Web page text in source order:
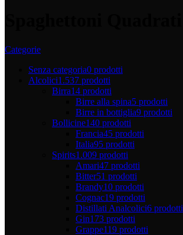
Categorie
Senza categoria0 prodotti
Alcolici1.537 prodotti
Birra14 prodotti
Birre alla spina5 prodotti
Birre in bottiglia9 prodotti
Bollicine140 prodotti
Francia45 prodotti
Italia95 prodotti
Spirits1.009 prodotti
Amari47 prodotti
Bitter51 prodotti
Brandy10 prodotti
Cognac19 prodotti
Distillati Analcolici6 prodotti
Gin173 prodotti
Grappe119 prodotti